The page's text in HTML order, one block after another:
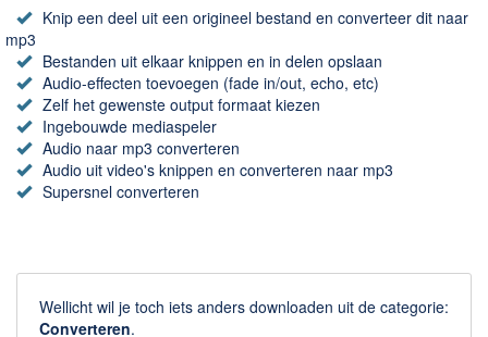
Spelletjes en Games
Webbrowsers
Knip een deel uit een origineel bestand en converteer dit naar
mp3
Bestanden uit elkaar knippen en in delen opslaan
Audio-effecten toevoegen (fade in/out, echo, etc)
Zelf het gewenste output formaat kiezen
Ingebouwde mediaspeler
Audio naar mp3 converteren
Audio uit video's knippen en converteren naar mp3
Supersnel converteren
Wellicht wil je toch iets anders downloaden uit de categorie:
Converteren.